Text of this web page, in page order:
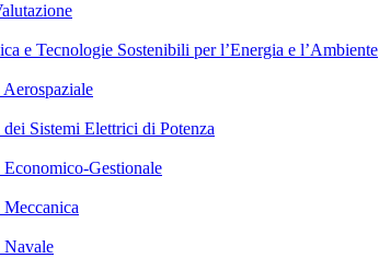
e Tecnologie Sostenibili per l’Energia e l’Ambiente
Sistemi Elettrici di Potenza
Economico-Gestionale
Navale